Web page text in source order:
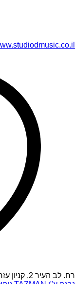
רח. לב העיר 2, קניון עזריאלי מודיעין